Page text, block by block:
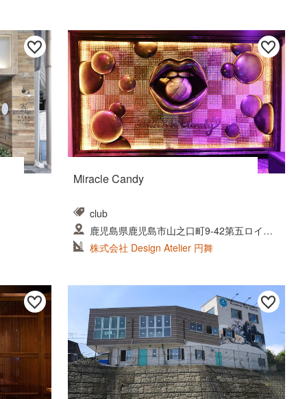
Miracle Candy
club
鹿児島県鹿児島市山之口町9-42第五ロイヤ
ルビル9 F
株式会社 Design Atelier 円舞